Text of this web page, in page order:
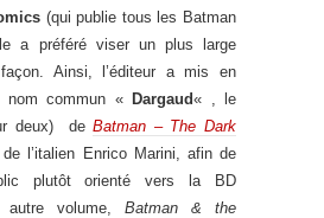
(qui publie tous les Batman
a préféré viser un plus large
Ainsi, l’éditeur a mis en
commun « Dargaud« , le
deux) deBatman – The Dark
de l’italien Enrico Marini, afin de
plutôt orienté vers la BD
autre volume, Batman & the